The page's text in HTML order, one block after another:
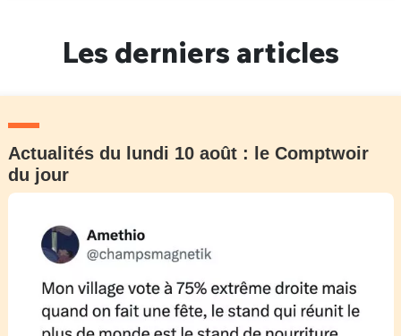
Les derniers articles
Actualités du lundi 10 août : le Comptwoir
du jour
Un Thread